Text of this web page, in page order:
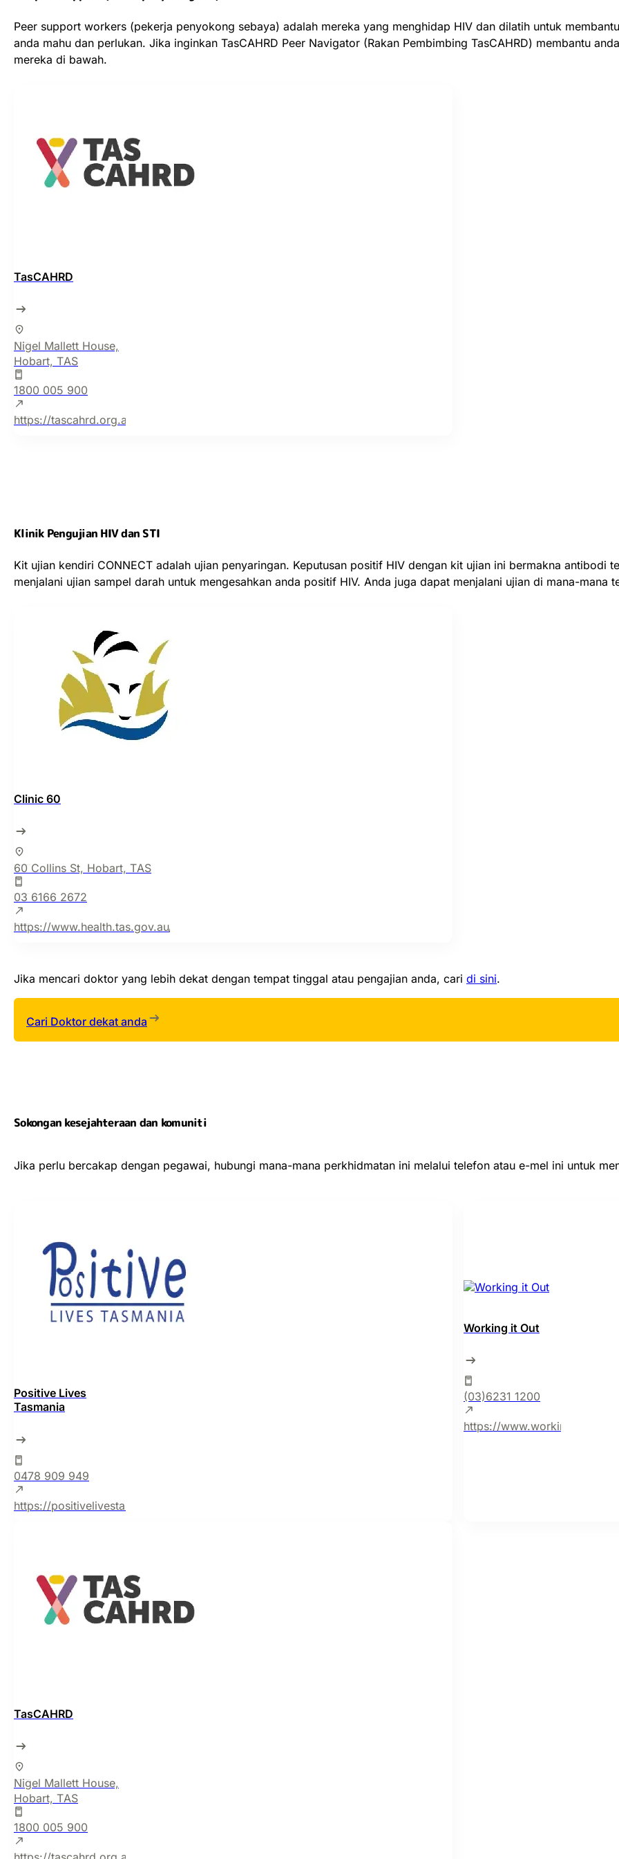
Peer support workers (pekerja penyokong sebaya) adalah mereka yang menghidap HIV dan dilatih untuk
anda mahu dan perlukan. Jika inginkan TasCAHRD Peer Navigator (Rakan Pembimbing TasCAHRD) membantu
mereka di bawah.
TasCAHRD
Nigel Mallett House,
Hobart, TAS
1800 005 900
https://tascahrd.org.au/
Klinik Pengujian HIV dan STI
Kit ujian kendiri CONNECT adalah ujian penyaringan. Keputusan positif HIV dengan kit ujian ini bermakna antibodi
menjalani ujian sampel darah untuk mengesahkan anda positif HIV. Anda juga dapat menjalani ujian di mana-mana
Clinic 60
60 Collins St, Hobart, TAS
03 6166 2672
https://www.health.tas.gov.au/service-finder/clinic-60
Jika mencari doktor yang lebih dekat dengan tempat tinggal atau pengajian anda, cari di sini.
Cari Doktor dekat anda
Sokongan kesejahteraan dan komuniti
Jika perlu bercakap dengan pegawai, hubungi mana-mana perkhidmatan ini melalui telefon atau e-mel ini untuk
Positive Lives
Tasmania
0478 909 949
https://positivelivestasmania.org.au/
Working it Out
(03)6231 1200
https://
TasCAHRD
Nigel Mallett House,
Hobart, TAS
1800 005 900